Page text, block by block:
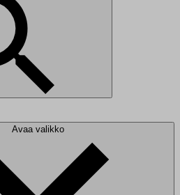
Avaa valikko